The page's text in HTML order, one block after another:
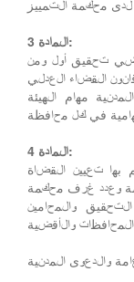
المادة 3:
تحقيق أول ومن
مهام الهيئة
المادة 4:
بها تعيين القضاة
وعدد غرف محكمة
والمحامين
والدعوى المدنية